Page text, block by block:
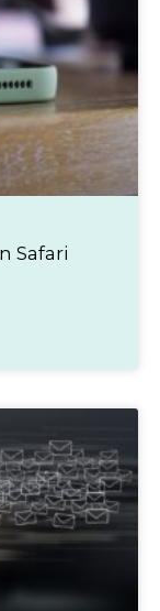
Safari